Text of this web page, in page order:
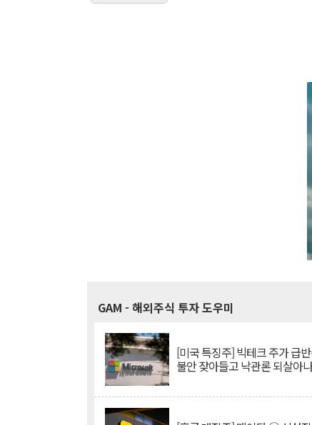
GAM - 해외주식 투자 도우미
[미국 특징주] 빅테크 주가 급
불안 잦아들고 낙관론 되살아나